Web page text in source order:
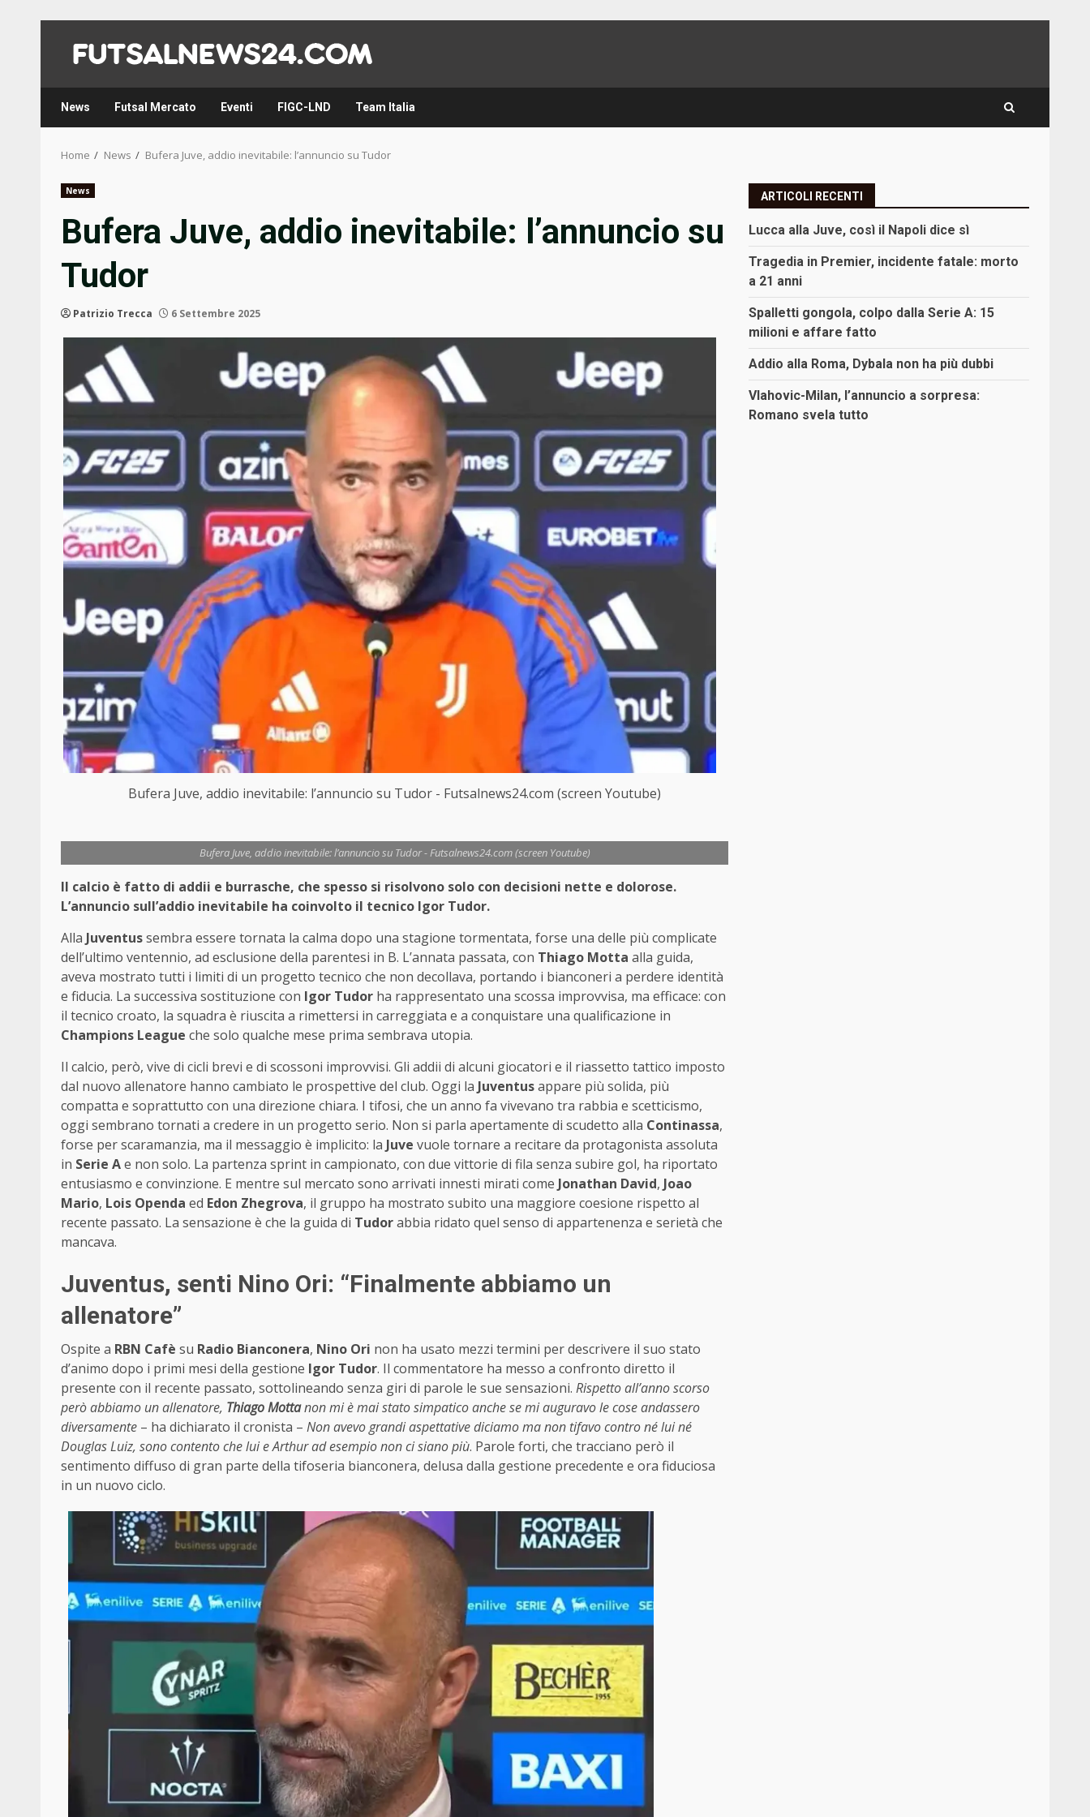
content
News Futsal Mercato Eventi FIGC-LND Team Italia
Home News Bufera Juve, addio inevitabile: l’annuncio su Tudor
News
Bufera Juve, addio inevitabile: l’annuncio su
Tudor
Patrizio Trecca 6 Settembre 2025
Bufera Juve, addio inevitabile: l’annuncio su Tudor - Futsalnews24.com (screen Youtube)
Bufera Juve, addio inevitabile: l’annuncio su Tudor - Futsalnews24.com (screen Youtube)
Il calcio è fatto di addii e burrasche, che spesso si risolvono solo con decisioni nette e dolorose.
L’annuncio sull’addio inevitabile ha coinvolto il tecnico Igor Tudor.
Alla Juventussembra essere tornata la calma dopo una stagione tormentata, forse una delle più complicate
dell’ultimo ventennio, ad esclusione della parentesi in B. L’annata passata, con Thiago Motta alla guida,
aveva mostrato tutti i limiti di un progetto tecnico che non decollava, portando i bianconeri a perdere identità
e fiducia. La successiva sostituzione con Igor Tudor ha rappresentato una scossa improvvisa, ma efficace: con
il tecnico croato, la squadra è riuscita a rimettersi in carreggiata e a conquistare una qualificazione in
Champions League che solo qualche mese prima sembrava utopia.
Il calcio, però, vive di cicli brevi e di scossoni improvvisi. Gli addii di alcuni giocatori e il riassetto tattico imposto
dal nuovo allenatore hanno cambiato le prospettive del club. Oggi la Juventusappare più solida, più
compatta e soprattutto con una direzione chiara. I tifosi, che un anno fa vivevano tra rabbia e scetticismo,
oggi sembrano tornati a credere in un progetto serio. Non si parla apertamente di scudetto alla Continassa,
forse per scaramanzia, ma il messaggio è implicito: la Juve vuole tornare a recitare da protagonista assoluta
in Serie Ae non solo. La partenza sprint in campionato, con due vittorie di fila senza subire gol, ha riportato
entusiasmo e convinzione. E mentre sul mercato sono arrivati innesti mirati come Jonathan David, Joao
Mario, Lois Openda ed Edon Zhegrova, il gruppo ha mostrato subito una maggiore coesione rispetto al
recente passato. La sensazione è che la guida di Tudorabbia ridato quel senso di appartenenza e serietà che
mancava.
Juventus, senti Nino Ori: “Finalmente abbiamo un
allenatore”
Ospite a RBN Cafè su Radio Bianconera, Nino Ori non ha usato mezzi termini per descrivere il suo stato
d’animo dopo i primi mesi della gestione Igor Tudor. Il commentatore ha messo a confronto diretto il
presente con il recente passato, sottolineando senza giri di parole le sue sensazioni. Rispetto all’anno scorso
però abbiamo un allenatore, Thiago Mottanon mi è mai stato simpatico anche se mi auguravo le cose andassero
diversamente – ha dichiarato il cronista – Non avevo grandi aspettative diciamo ma non tifavo contro né lui né
Douglas Luiz, sono contento che lui e Arthur ad esempio non ci siano più. Parole forti, che tracciano però il
sentimento diffuso di gran parte della tifoseria bianconera, delusa dalla gestione precedente e ora fiduciosa
in un nuovo ciclo.
ARTICOLI RECENTI
Lucca alla Juve, così il Napoli dice sì
Tragedia in Premier, incidente fatale: morto
a 21 anni
Spalletti gongola, colpo dalla Serie A: 15
milioni e affare fatto
Addio alla Roma, Dybala non ha più dubbi
Vlahovic-Milan, l’annuncio a sorpresa:
Romano svela tutto